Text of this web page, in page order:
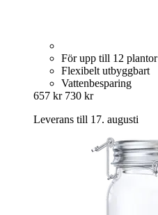
För upp till 12 plantor
Flexibelt utbyggbart
Vattenbesparing
657 kr 730 kr
Leverans till 17. augusti